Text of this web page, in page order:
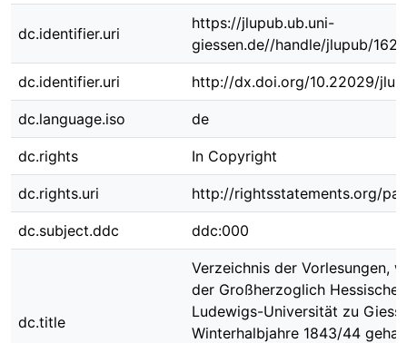
dc.identifier.uri
https://jlupub.ub.uni-
giessen.de//handle/jlupub/1629
dc.identifier.uri http://dx.doi.org/10.22029/
dc.language.iso de
dc.rights In Copyright
dc.rights.uri http://rightsstatements.org/
dc.subject.ddc ddc:000
dc.title
Verzeichnis der Vorlesungen,
der Großherzoglich Hessischen
Ludewigs-Universität zu
Winterhalbjahre 1843/44